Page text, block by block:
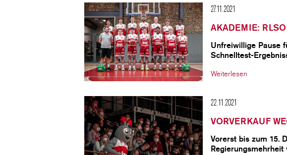
27.11.2021
AKADEMIE:
Unfreiwillige Pause
Schnelltest-
Weiterlesen
22.11.2021
VORVERKAUF
Vorerst bis zum 15.